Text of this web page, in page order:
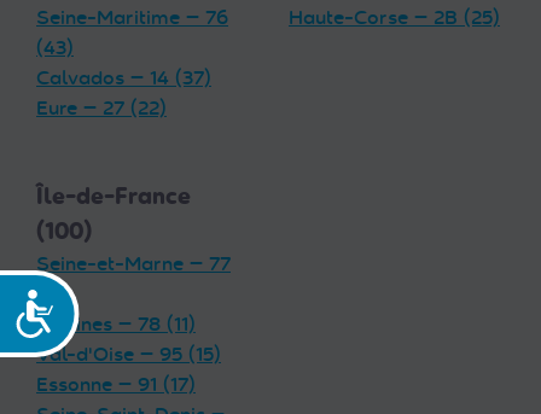
Accessibilité
Seine-Maritime — 76
(43)
Calvados — 14 (37)
Eure — 27 (22)
Haute-Corse — 2B (25)
Île-de-France
(100)
Seine-et-Marne — 77
(19)
Yvelines — 78 (11)
Val-d'Oise — 95 (15)
Essonne — 91 (17)